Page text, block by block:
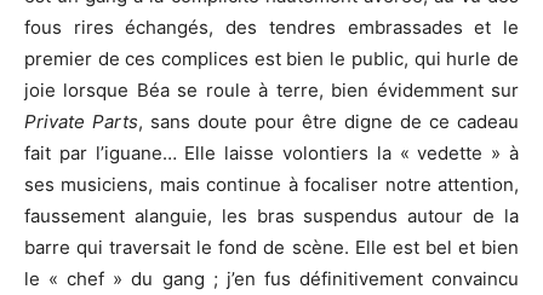
fous rires échangés, des tendres embrassades et le
premier de ces complices est bien le public, qui hurle de
joie lorsque Béa se roule à terre, bien évidemment sur
Private Parts, sans doute pour être digne de ce cadeau
fait par l’iguane… Elle laisse volontiers la « vedette » à
ses musiciens, mais continue à focaliser notre attention,
faussement alanguie, les bras suspendus autour de la
barre qui traversait le fond de scène. Elle est bel et bien
le « chef » du gang ; j’en fus définitivement convaincu